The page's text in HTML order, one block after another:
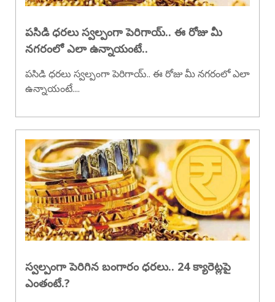
పసిడి ధరలు స్వల్పంగా పెరిగాయ్.. ఈ రోజు మీ
నగరంలో ఎలా ఉన్నాయంటే..
పసిడి ధరలు స్వల్పంగా పెరిగాయ్.. ఈ రోజు మీ నగరంలో ఎలా
ఉన్నాయంటే....
స్వల్పంగా పెరిగిన బంగారం ధరలు.. 24 క్యారెట్లపై
ఎంతంటే.?